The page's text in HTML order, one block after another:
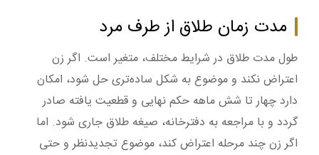
مدت زمان طلاق از طرف مرد
طول مدت طلاق در شرایط مختلف، متغیر است. اگر زن
اعتراض نکند و موضوع به شکل ساده‌تری حل شود، امکان
دارد چهار تا شش ماهه حکم نهایی و قطعیت یافته صادر
گردد و با مراجعه به دفترخانه، صیغه طلاق جاری شود. اما
اگر زن چند مرحله اعتراض کند، موضوع تجدیدنظر و حتی